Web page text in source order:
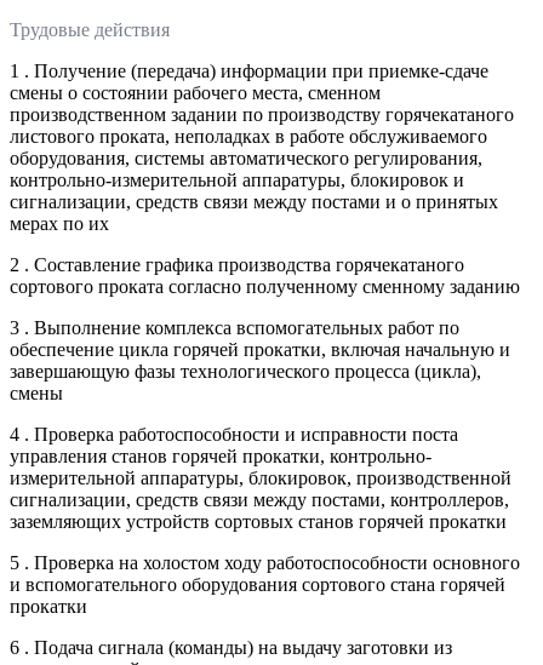
Трудовые действия
1 . Получение (передача) информации при приемке-сдаче
смены о состоянии рабочего места, сменном
производственном задании по производству горячекатаного
листового проката, неполадках в работе обслуживаемого
оборудования, системы автоматического регулирования,
контрольно-измерительной аппаратуры, блокировок и
сигнализации, средств связи между постами и о принятых
мерах по их
2 . Составление графика производства горячекатаного
сортового проката согласно полученному сменному заданию
3 . Выполнение комплекса вспомогательных работ по
обеспечение цикла горячей прокатки, включая начальную и
завершающую фазы технологического процесса (цикла),
смены
4 . Проверка работоспособности и исправности поста
управления станов горячей прокатки, контрольно-
измерительной аппаратуры, блокировок, производственной
сигнализации, средств связи между постами, контроллеров,
заземляющих устройств сортовых станов горячей прокатки
5 . Проверка на холостом ходу работоспособности основного
и вспомогательного оборудования сортового стана горячей
прокатки
6 . Подача сигнала (команды) на выдачу заготовки из